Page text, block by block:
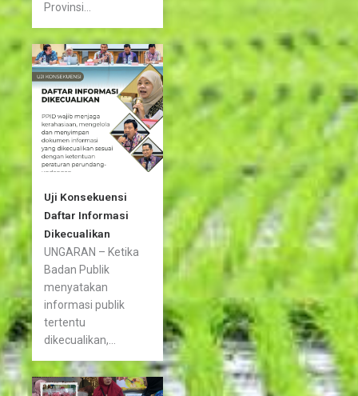
Provinsi...
Uji Konsekuensi
Daftar Informasi
Dikecualikan
UNGARAN – Ketika
Badan Publik
menyatakan
informasi publik
tertentu
dikecualikan,...